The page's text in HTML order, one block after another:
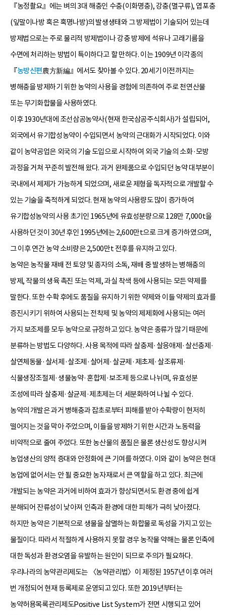
『농정촬요』에는 벼의 3대 해충인 수충(이화명충), 강충(멸구류), 엽포충
(잎말이나방 혹은 혹명나방)의 발생생태와 그 방제법이 기술되어 있는데
방제법으로는 주로 물리적 방제법이나 강충 방제에 석유나 고래기름을
수면에 처리하는 방법이 특이하다고 할 만하다. 이는 1909년 이각종의
『농방신편農方新編』에서도 찾아볼 수 있다. 20세기 이전까지는
병해충을 방제하기 위한 농약의 사용을 경험에 의존하여 주로 천연산물
또는 무기화합물을 사용하였다.
이후 1930년대에 조선삼공농약사(현재 한국삼공주식회사)가 설립되어,
외국에서 유기합성농약이 수입되면서 농약의 근대화가 시작되었다. 이와
같이 농약공업은 외국의 기술 도입으로 시작하여 외국 기술의 소화·모방
과정을 거쳐 꾸준히 발전해 왔다. 과거 완제품으로 수입되던 농약 대부분이
국내에서 제제가 가능하게 되었으며, 새로운 제형을 독자적으로 개발할 수
있는 기술을 축적하게 되었다. 현재 농약의 사용량도 많이 증가하여
유기합성농약의 사용 초기인 1965년에 유효성분량으로 128만 7,000t을
사용하던 것이 30년 후인 1995년에는 2,600만t으로 크게 증가하였으며,
그 이후 연간 농약 소비량은 2,500만t 전후를 유지하고 있다.
농약은 농작물 재배 전 토양 및 종자의 소독, 재배 중 발생하는 병해충의
방제, 작물의 생육 촉진 또는 억제, 과실 착색 등에 사용되는 모든 약제를
말한다. 또한 수확 후에도 품질을 유지하기 위한 약제와 이들 약제의 효과를
증진시키기 위하여 사용되는 전착제 및 농약의 제제화에 사용되는 여러
가지 보조제를 모두 농약으로 규정하고 있다. 농약은 종류가 많기 때문에
분류하는 방법도 다양하다. 사용 목적에 따라 살충제·살응애제·살선충제·
살연체동물·살서제·살조제·살어제·살균제·제초제·살조류제·
식물생장조절제·생물농약·혼합제·보조제 등으로 나뉘며, 유효성분
조성에 따라 살충제·살균제·제초제는 더 세분화하여 나뉠 수 있다.
농약의 개발은 과거 병해충과 잡초로부터 피해를 받아 수확량이 현저히
떨어지는 것을 막아 주었으며, 이들을 방제하기 위한 시간과 노동력을
비약적으로 줄여 주었다. 또한 농산물의 품질은 물론 생산성도 향상시켜
농업생산의 양적 증대와 안정화에 큰 기여를 하였다. 이와 같이 농약은 현대
농업에 없어서는 안 될 중요한 농자재로서 큰 역할을 하고 있다. 최근에
개발되는 농약은 과거에 비하여 효과가 향상되면서도 환경 중에 쉽게
분해되어 잔류성이 낮아져 인축과 환경에 대한 피해가 극히 낮아졌다.
하지만 농약은 기본적으로 생물을 살멸하는 화합물로 독성을 가지고 있는
물질이다. 따라서 적절하게 사용하지 못할 경우 농작물 약해는 물론 인축에
대한 독성과 환경오염을 유발하는 원인이 되므로 주의가 필요하다.
우리나라의 농약관리제도는 〈농약관리법〉이 제정된 1957년 이후 여러
번 개정되어 현재 등록제로 운영되고 있다. 또한 2019년부터는
농약허용목록관리제도Positive List System가 전면 시행되고 있어